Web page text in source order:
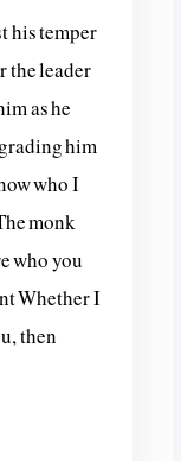
his temper
the leader
as he
him
who I
monk
who you
Whether I
then